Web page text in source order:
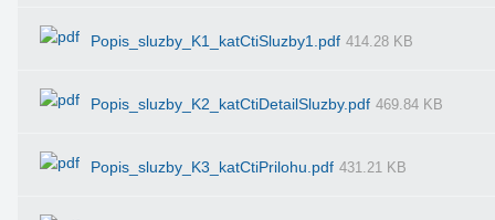
Popis_sluzby_K1_katCtiSluzby1.pdf 414.28 KB
Popis_sluzby_K2_katCtiDetailSluzby.pdf 469.84 KB
Popis_sluzby_K3_katCtiPrilohu.pdf 431.21 KB